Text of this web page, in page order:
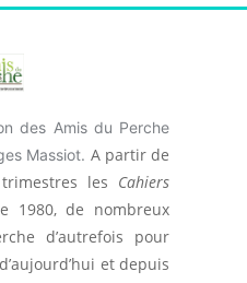
des Amis du Perche
Massiot. A partir de
les Cahiers
1980, de nombreux
d’autrefois pour
et depuis